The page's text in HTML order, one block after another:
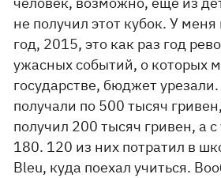
не получил этот кубок. У меня
год, 2015, это как раз год
ужасных событий, о которых
государстве, бюджет
получали по 500 тысяч
получил 200 тысяч гривен, а
180. 120 из них потратил в
Bleu, куда поехал учиться.